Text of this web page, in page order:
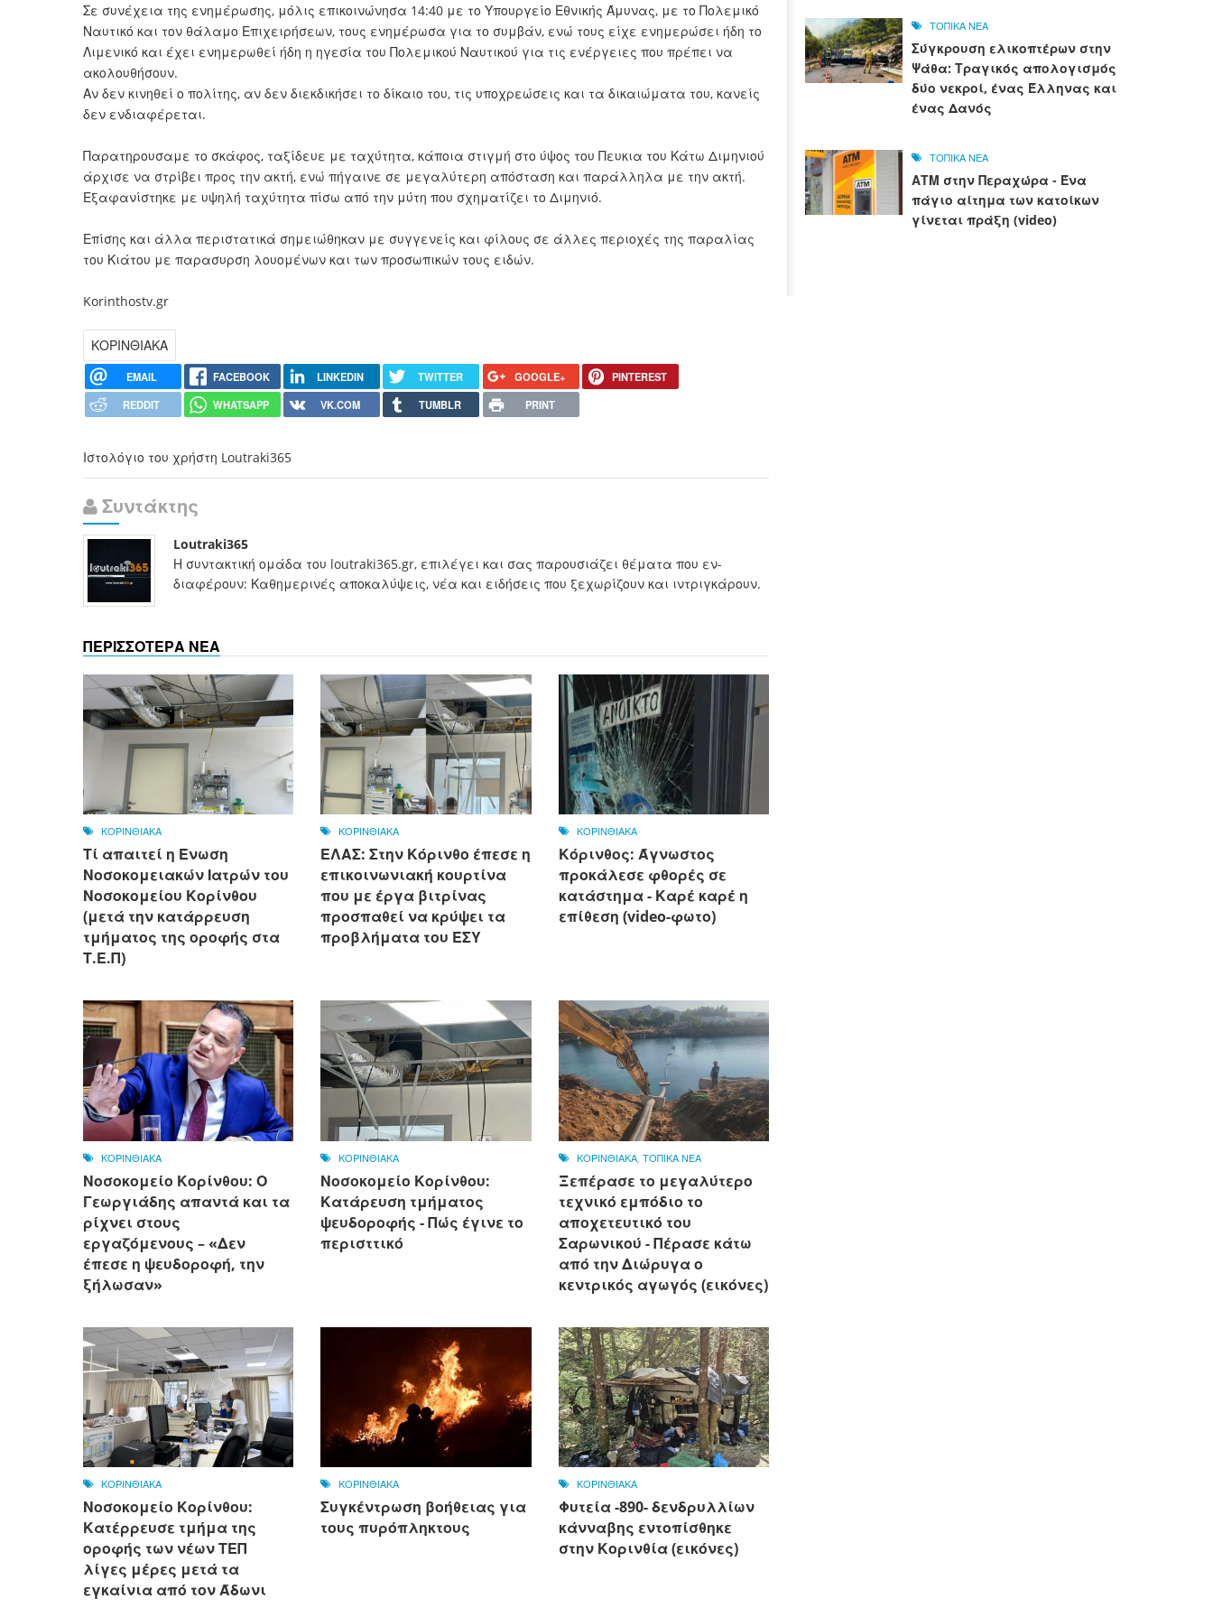
Σε συνέχεια της ενημέρωσης, μόλις επικοινώνησα 14:40 με το Υπουργείο Εθνικής Άμυνας, με το Πολεμικό
Ναυτικό και τον θάλαμο Επιχειρήσεων, τους ενημέρωσα για το συμβάν, ενώ τους είχε ενημερώσει ήδη το
Λιμενικό και έχει ενημερωθεί ήδη η ηγεσία του Πολεμικού Ναυτικού για τις ενέργειες που πρέπει να
ακολουθήσουν.
Αν δεν κινηθεί ο πολίτης, αν δεν διεκδικήσει το δίκαιο του, τις υποχρεώσεις και τα δικαιώματα του, κανείς
δεν ενδιαφέρεται.
Παρατηρουσαμε το σκάφος, ταξίδευε με ταχύτητα, κάποια στιγμή στο ύψος του Πευκια του Κάτω Διμηνιού
άρχισε να στρίβει προς την ακτή, ενώ πήγαινε σε μεγαλύτερη απόσταση και παράλληλα με την ακτή.
Εξαφανίστηκε με υψηλή ταχύτητα πίσω από την μύτη που σχηματίζει το Διμηνιό.
Επίσης και άλλα περιστατικά σημειώθηκαν με συγγενείς και φίλους σε άλλες περιοχές της παραλίας
του Κιάτου με παρασυρση λουομένων και των προσωπικών τους ειδών.
Korinthostv.gr
ΚΟΡΙΝΘΙΑΚΑ
EMAIL FACEBOOK LINKEDIN TWITTER GOOGLE+
PINTEREST
REDDIT
WHATSAPP VK.COM TUMBLR PRINT
Ιστολόγιο του χρήστη Loutraki365
Συντάκτης
Loutraki365
Η συντακτική ομάδα του loutraki365.gr, επιλέγει και σας παρουσιάζει θέματα που εν-
διαφέρουν: Καθημερινές αποκαλύψεις, νέα και ειδήσεις που ξεχωρίζουν και ιντριγκάρουν.
ΠΕΡΙΣΣΟΤΕΡΑ ΝΕΑ
ΚΟΡΙΝΘΙΑΚΑ
Τί απαιτεί η Ένωση
Νοσοκομειακών Ιατρών του
Νοσοκομείου Κορίνθου
(μετά την κατάρρευση
τμήματος της οροφής στα
Τ.Ε.Π)
ΚΟΡΙΝΘΙΑΚΑ
ΕΛΑΣ: Στην Κόρινθο έπεσε η
επικοινωνιακή κουρτίνα
που με έργα βιτρίνας
προσπαθεί να κρύψει τα
προβλήματα του ΕΣΥ
ΚΟΡΙΝΘΙΑΚΑ
Κόρινθος: Άγνωστος
προκάλεσε φθορές σε
κατάστημα - Καρέ καρέ η
επίθεση (video-φωτο)
ΚΟΡΙΝΘΙΑΚΑ
Νοσοκομείο Κορίνθου: Ο
Γεωργιάδης απαντά και τα
ρίχνει στους
εργαζόμενους – «Δεν
έπεσε η ψευδοροφή, την
ξήλωσαν»
ΚΟΡΙΝΘΙΑΚΑ
Νοσοκομείο Κορίνθου:
Κατάρευση τμήματος
ψευδοροφής - Πώς έγινε το
περισττικό
ΚΟΡΙΝΘΙΑΚΑ, ΤΟΠΙΚΑ ΝΕΑ
Ξεπέρασε το μεγαλύτερο
τεχνικό εμπόδιο το
αποχετευτικό του
Σαρωνικού - Πέρασε κάτω
από την Διώρυγα ο
κεντρικός αγωγός (εικόνες)
ΚΟΡΙΝΘΙΑΚΑ
Νοσοκομείο Κορίνθου:
Κατέρρευσε τμήμα της
οροφής των νέων ΤΕΠ
λίγες μέρες μετά τα
εγκαίνια από τον Άδωνι
ΚΟΡΙΝΘΙΑΚΑ
Συγκέντρωση βοήθειας για
τους πυρόπληκτους
ΚΟΡΙΝΘΙΑΚΑ
Φυτεία -890- δενδρυλλίων
κάνναβης εντοπίσθηκε
στην Κορινθία (εικόνες)
ΤΟΠΙΚΑ ΝΕΑ
Σύγκρουση ελικοπτέρων στην
Ψάθα: Τραγικός απολογισμός
δύο νεκροί, ένας Έλληνας και
ένας Δανός
ΤΟΠΙΚΑ ΝΕΑ
ΑΤΜ στην Περαχώρα - Ένα
πάγιο αίτημα των κατοίκων
γίνεται πράξη (video)